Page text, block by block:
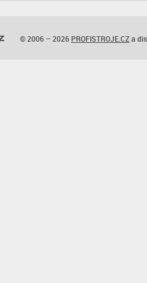
© 2006 – 2026 PROFISTROJE.CZa